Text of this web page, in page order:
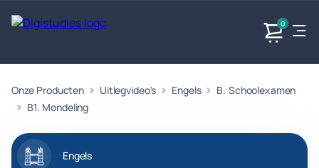
0
Exacte
vakken
Geen
vakken.
Taalvakken
Geen
vakken.
MaatschappijvakkenProducten
Onze Producten Uitlegvideo's Engels
B. Schoolexamen
B1. Mondeling
Engels